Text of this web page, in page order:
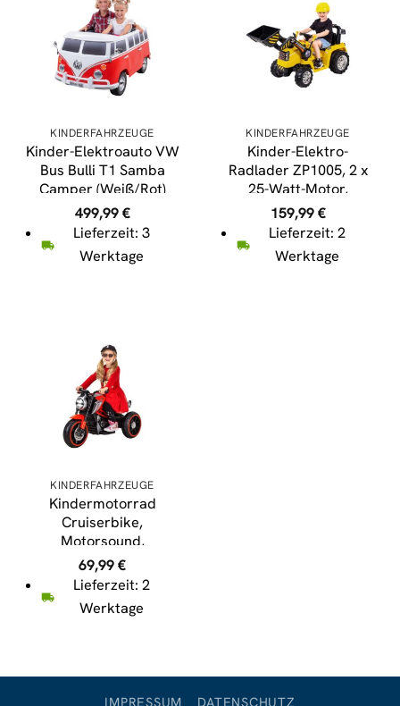
KINDERFAHRZEUGE
Kinder-Elektroauto VW
Bus Bulli T1 Samba
Camper (Weiß/Rot)
499,99€
Lieferzeit: 3
Werktage
KINDERFAHRZEUGE
Kinder-Elektro-
Radlader ZP1005, 2 x
25-Watt-Motor,
Fernbedienung, LED,
Bremsautomatik, Hupe,
159,99€
Lieferzeit: 2
Werktage
KINDERFAHRZEUGE
Kindermotorrad
Cruiserbike,
Motorsound,
Bremsautomatik, 36
Watt, 2x 6 Volt,
Hartplastikreifen, LED
(Rot)
69,99€
Lieferzeit: 2
Werktage
IMPRESSUM DATENSCHUTZ